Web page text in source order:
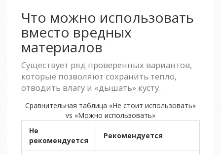
Что можно использовать
вместо вредных
материалов
Существует ряд проверенных вариантов,
которые позволяют сохранить тепло,
отводить влагу и «дышать» кусту.
Сравнительная таблица «Не стоит использовать»
vs «Можно использовать»
Не
рекомендуется
Рекомендуется